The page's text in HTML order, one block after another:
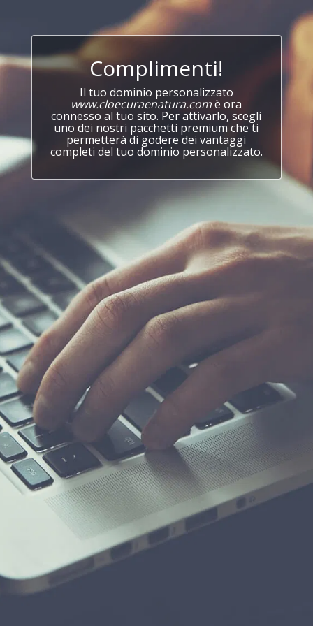
Complimenti!
Il tuo dominio personalizzato
www.cloecuraenatura.comè ora
connesso al tuo sito. Per attivarlo, scegli
uno dei nostri pacchetti premium che ti
permetterà di godere dei vantaggi
completi del tuo dominio personalizzato.